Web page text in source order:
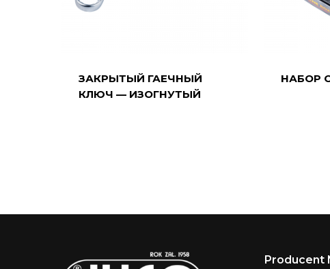
ЗАКРЫТЫЙ ГАЕЧНЫЙ
КЛЮЧ — ИЗОГНУТЫЙ
НАБОР
Producent